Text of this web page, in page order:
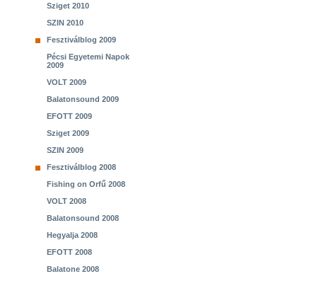
Sziget 2010
SZIN 2010
Fesztiválblog 2009
Pécsi Egyetemi Napok
2009
VOLT 2009
Balatonsound 2009
EFOTT 2009
Sziget 2009
SZIN 2009
Fesztiválblog 2008
Fishing on Orfű 2008
VOLT 2008
Balatonsound 2008
Hegyalja 2008
EFOTT 2008
Balatone 2008